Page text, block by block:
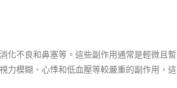
化不良和鼻塞等。這些副作用通常是輕微且暫
力模糊、心悸和低血壓等較嚴重的副作用，這